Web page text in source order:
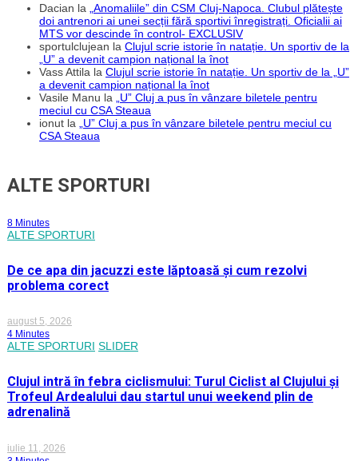
Dacian la
„Anomaliile” din CSM Cluj-Napoca. Clubul plătește
doi antrenori ai unei secții fără sportivi înregistrați. Oficialii ai
MTS vor descinde în control- EXCLUSIV
sportulclujean la Clujul scrie istorie în natație. Un sportiv de la
„U” a devenit campion național la înot
Vass Attila la Clujul scrie istorie în natație. Un sportiv de la „U”
a devenit campion național la înot
Vasile Manu la
„U” Cluj a pus în vânzare biletele pentru
meciul cu CSA Steaua
ionut la
„U” Cluj a pus în vânzare biletele pentru meciul cu
CSA Steaua
ALTE SPORTURI
8 Minutes
ALTE SPORTURI
De ce apa din jacuzzi este lăptoasă și cum rezolvi
problema corect
august 5, 2026
4 Minutes
ALTE SPORTURI SLIDER
Clujul intră în febra ciclismului: Turul Ciclist al Clujului și
Trofeul Ardealului dau startul unui weekend plin de
adrenalină
iulie 11, 2026